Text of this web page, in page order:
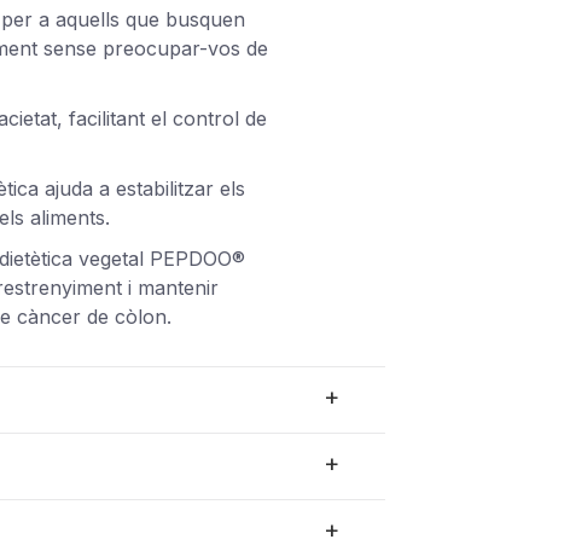
a aquells que busquen
sense preocupar-vos de
facilitant el control de
ajuda a estabilitzar els
aliments.
vegetal PEPDOO®
i mantenir
càncer de còlon.
+
+
+